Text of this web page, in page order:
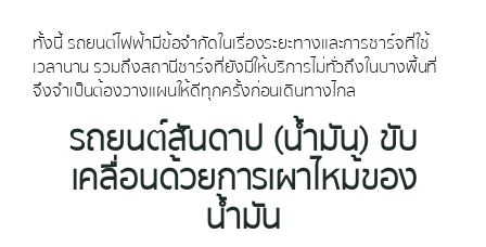
ทั้งนี้ รถยนต์ไฟฟ้ามีข้อจำกัดในเรื่องระยะทางและการชาร์จที่ใช้
เวลานาน รวมถึงสถานีชาร์จที่ยังมีให้บริการไม่ทั่วถึงในบางพื้นที่
จึงจำเป็นต้องวางแผนให้ดีทุกครั้งก่อนเดินทางไกล
รถยนต์สันดาป (น้ำมัน) ขับ
เคลื่อนด้วยการเผาไหม้ของ
น้ำมัน